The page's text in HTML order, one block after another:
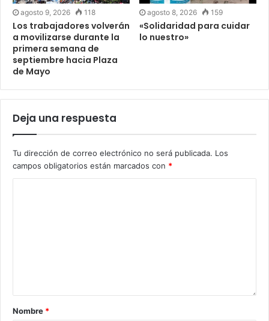
agosto 9, 2026 118
Los trabajadores volverán
a movilizarse durante la
primera semana de
septiembre hacia Plaza
de Mayo
agosto 8, 2026 159
«Solidaridad para cuidar
lo nuestro»
Deja una respuesta
Tu dirección de correo electrónico no será publicada. Los
campos obligatorios están marcados con *
Nombre *